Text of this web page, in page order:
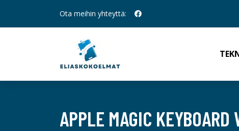
Ota meihin yhteyttä:
APPLE MAGIC KEYBOARD